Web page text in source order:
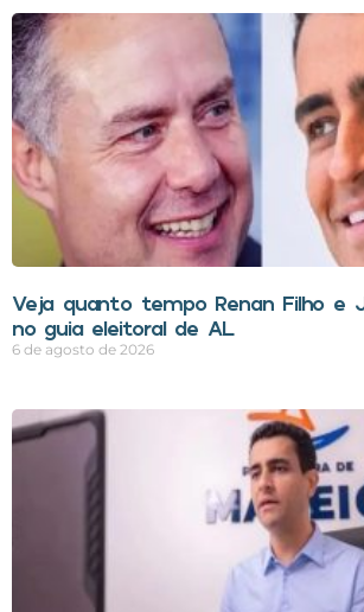
Veja quanto tempo Renan Filho e
no guia eleitoral de AL
6 de agosto de 2026